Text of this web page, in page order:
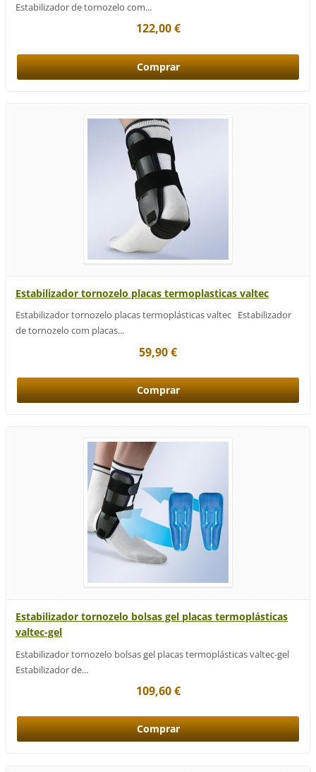
Estabilizador de tornozelo com...
122,00 €
Estabilizador tornozelo placas termoplasticas valtec
Estabilizador tornozelo placas termoplásticas valtec Estabilizador
de tornozelo com placas...
59,90 €
Estabilizador tornozelo bolsas gel placas termoplásticas
valtec-gel
Estabilizador tornozelo bolsas gel placas termoplásticas valtec-gel
Estabilizador de...
109,60 €